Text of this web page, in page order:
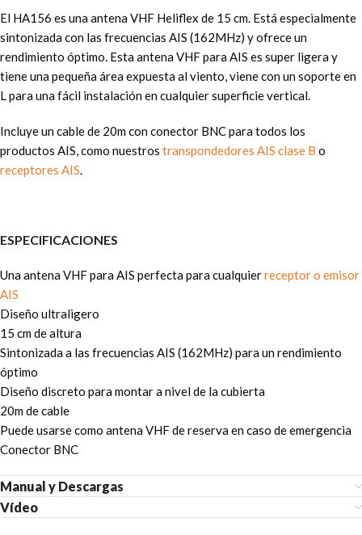
El HA156 es una antena VHF Heliflex de 15 cm. Está especialmente
sintonizada con las frecuencias AIS (162MHz) y ofrece un
rendimiento óptimo. Esta antena VHF para AIS es super ligera y
tiene una pequeña área expuesta al viento, viene con un soporte en
L para una fácil instalación en cualquier superficie vertical.
Incluye un cable de 20m con conector BNC para todos los
productos AIS, como nuestros transpondedores AIS clase B o
receptores AIS.
ESPECIFICACIONES
Una antena VHF para AIS perfecta para cualquierreceptor o emisor
AIS
Diseño ultraligero
15 cm de altura
Sintonizada a las frecuencias AIS (162MHz) para un rendimiento
óptimo
Diseño discreto para montar a nivel de la cubierta
20m de cable
Puede usarse como antena VHF de reserva en caso de emergencia
Conector BNC
Manual y Descargas
Vídeo